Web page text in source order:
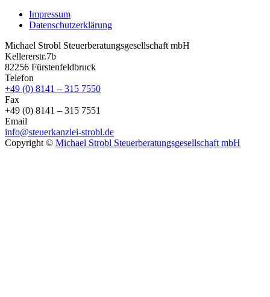
Impressum
Datenschutzerklärung
Michael Strobl Steuerberatungsgesellschaft mbH
Kellererstr.7b
82256 Fürstenfeldbruck
Telefon
+49 (0) 8141 – 315 7550
Fax
+49 (0) 8141 – 315 7551
Email
info@steuerkanzlei-strobl.de
Copyright © Michael Strobl Steuerberatungsgesellschaft mbH